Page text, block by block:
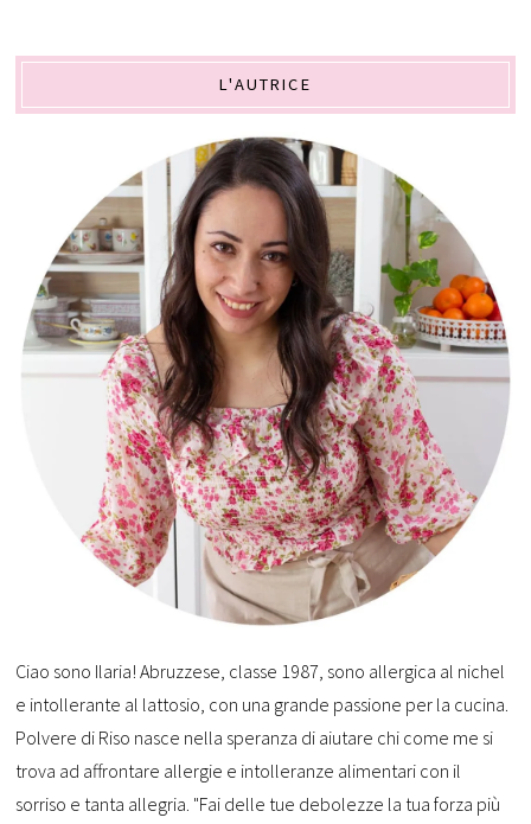
L'AUTRICE
Ciao sono Ilaria! Abruzzese, classe 1987, sono allergica al nichel
e intollerante al lattosio, con una grande passione per la cucina.
Polvere di Riso nasce nella speranza di aiutare chi come me si
trova ad affrontare allergie e intolleranze alimentari con il
sorriso e tanta allegria. "Fai delle tue debolezze la tua forza più